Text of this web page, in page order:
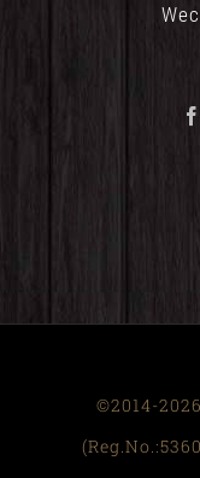
©2014-